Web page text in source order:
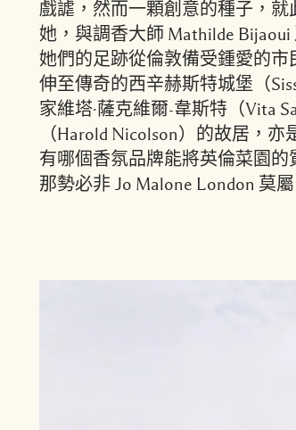
戲謔，然而一顆創意的種子，
她，與調香大師 Mathilde
她們的足跡從倫敦備受鍾愛的
伸至傳奇的西辛赫斯特城堡（
家維塔·薩克維爾-韋斯特（Vita
（Harold Nicolson）的故居，
有哪個香氛品牌能將英倫菜園的
那勢必非 Jo Malone London 莫屬